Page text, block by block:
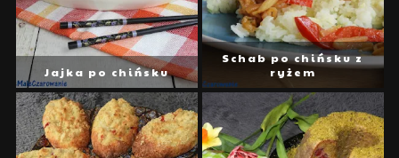
Jajka po chińsku
Schab po chińsku z
ryżem